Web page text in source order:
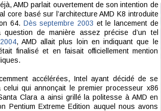
AMD parlait ouvertement de son intention de
core basé sur l’architecture AMD K8 introduite
64. Dès septembre 2003 et le lancement de
question de manière assez précise d’un tel
, AMD allait plus loin en indiquant que le
finalisé et en faisait officiellement mention
accélérées, Intel ayant décidé de se
qui annonçait le premier processeur x86
Clara a ainsi grillé la politesse à AMD en
Pentium Extreme Edition auquel nous avons